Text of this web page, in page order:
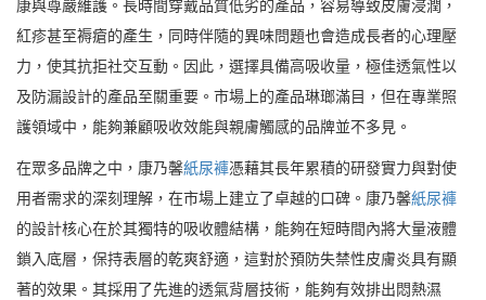
康與尊嚴維護。長時間穿戴品質低劣的產品，容易導致皮膚浸潤，
紅疹甚至褥瘡的產生，同時伴隨的異味問題也會造成長者的心理壓
力，使其抗拒社交互動。因此，選擇具備高吸收量，極佳透氣性以
及防漏設計的產品至關重要。市場上的產品琳瑯滿目，但在專業照
護領域中，能夠兼顧吸收效能與親膚觸感的品牌並不多見。
在眾多品牌之中，康乃馨紙尿褲憑藉其長年累積的研發實力與對使
用者需求的深刻理解，在市場上建立了卓越的口碑。康乃馨紙尿褲
的設計核心在於其獨特的吸收體結構，能夠在短時間內將大量液體
鎖入底層，保持表層的乾爽舒適，這對於預防失禁性皮膚炎具有顯
著的效果。其採用了先進的透氣背層技術，能夠有效排出悶熱濕